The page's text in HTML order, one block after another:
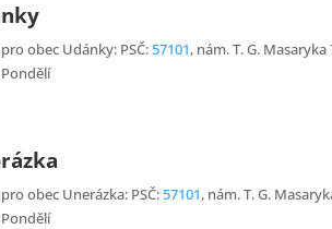
obec Udánky: PSČ:57101, nám. T. G.
obec Unerázka: PSČ:57101, nám. T. G.